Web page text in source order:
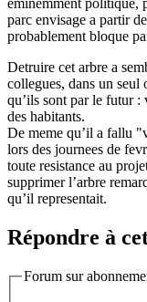
eminemment politique,
parc envisage a partir
probablement bloque
Detruire cet arbre a
collegues, dans un
qu’ils sont par le futur
des habitants.
De meme qu’il a fallu
lors des journees de
toute resistance au
supprimer l’arbre
qu’il representait.
Répondre à
Forum sur